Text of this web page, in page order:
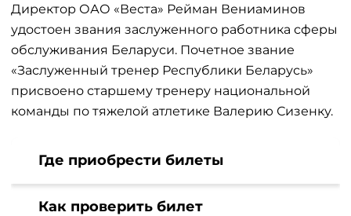
Директор ОАО «Веста» Рейман Вениаминов
удостоен звания заслуженного работника сферы
обслуживания Беларуси. Почетное звание
«Заслуженный тренер Республики Беларусь»
присвоено старшему тренеру национальной
команды по тяжелой атлетике Валерию Сизенку.
Где приобрести билеты
Как проверить билет